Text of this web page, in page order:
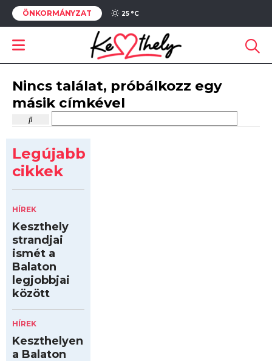
ÖNKORMÁNYZAT 25 °C
Nincs találat, próbálkozz egy
másik címkével
Legújabb
cikkek
HÍREK
Keszthely
strandjai
ismét a
Balaton
legjobbjai
között
HÍREK
Keszthelyen
a Balaton